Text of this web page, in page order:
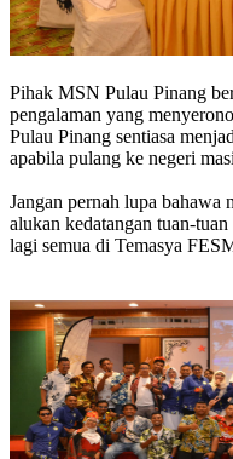
Pihak MSN Pulau Pinang
pengalaman yang
Pulau Pinang sentiasa
apabila pulang ke negeri
Jangan pernah lupa bahawa
alukan kedatangan tuan-
lagi semua di Temasya